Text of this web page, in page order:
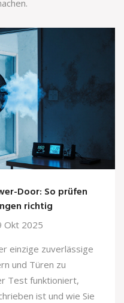
Door: So prüfen
richtig
Okt 2025
einzige zuverlässige
und Türen zu
Test funktioniert,
ist und wie Sie